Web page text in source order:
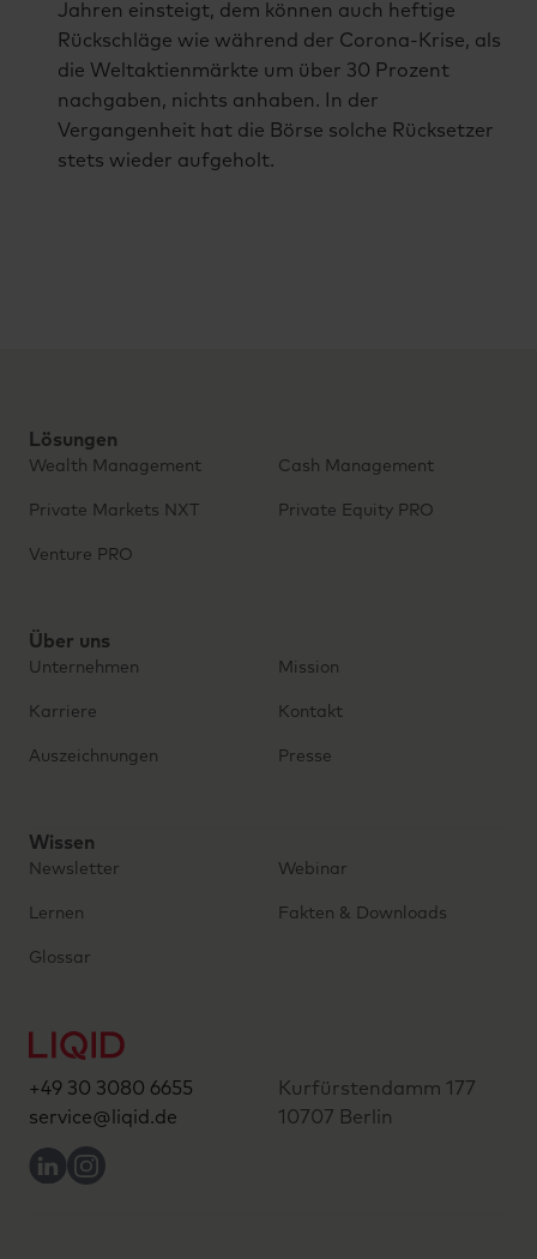
Jahren einsteigt, dem können auch heftige
Rückschläge wie während der Corona-Krise, als
die Weltaktienmärkte um über 30 Prozent
nachgaben, nichts anhaben. In der
Vergangenheit hat die Börse solche Rücksetzer
stets wieder aufgeholt.
Lösungen
Wealth Management Cash Management
Private Markets NXT Private Equity PRO
Venture PRO
Über uns
Unternehmen Mission
Karriere Kontakt
Auszeichnungen Presse
Wissen
Newsletter Webinar
Lernen Fakten & Downloads
Glossar
Kurfürstendamm 177
10707 Berlin
+49 30 3080 6655
service@liqid.de